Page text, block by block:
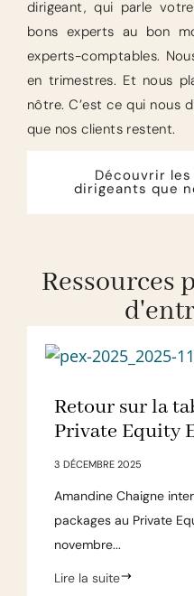
dirigeant, qui parle
bons experts au bon
experts-comptables.
en trimestres. Et nous
nôtre. C’est ce qui nous
que nos clients restent.
Découvrir
dirigeants que
Ressources
Retour sur la
Private Equity
3 DÉCEMBRE 2025
Amandine Chaigne
packages au Private
novembre...
Lire la suite